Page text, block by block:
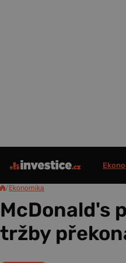
/Ekonomika
McDonald's
tržby